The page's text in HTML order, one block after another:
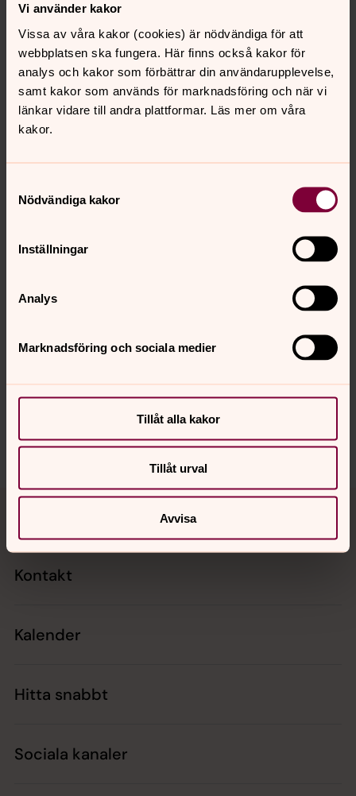
Vi använder kakor
Vissa av våra kakor (cookies) är nödvändiga för att
webbplatsen ska fungera. Här finns också kakor för
analys och kakor som förbättrar din användarupplevelse,
samt kakor som används för marknadsföring och när vi
länkar vidare till andra plattformar. Läs mer om våra
kakor.
Nödvändiga kakor
Inställningar
Analys
Marknadsföring och sociala medier
Tillåt alla kakor
Tillåt urval
Avvisa
Bild 1 av 10
Kulltorps kyrkokör sjunger upp på deras julkonsert i
Kulltorps kyrka.
Synpunkter eller frågor på sidans
bredaryd.pastorat@svenskakyrkan.se
Tillbaka till toppen
Tillbaka till innehållet
Kontakt
Kalender
Hitta snabbt
Sociala kanaler